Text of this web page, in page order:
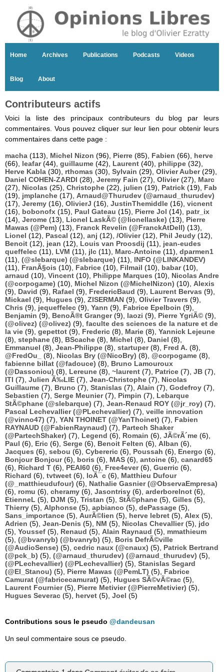
Home Archives Publications Podcasts Videos
Blog About
Contributeurs actifs
Voici la liste des principaux contributeurs du blog par leurs
commentaires. Vous pouvez cliquer sur leur lien pour obtenir leurs
commentaires dans cette page :
macha (113), Michel Nizon (96), Pierre (85), Fabien (66), herve
(66), leafar(44), guillaume (42), Laurent (40), philippe (32),
Herve Kabla (30), rthomas (30), Sylvain (29), Olivier Auber(29),
Daniel COHEN-ZARDI (28), Jeremy Fain (27), Olivier(27), Marc
(27), Nicolas (25), Christophe (22), julien (19), Patrick (19), Fab
(19), jmplanche (17), Arnaud@Thurudev (@arnaud_thurudev)
(17), Jeremy (16), OlivierJ (16), JustinThemiddle (16), vicnent
(16), bobonofx (15), Paul Gateau (15), Pierre Jol (14), patr_ix
(14), Jerome (13), Lionel LaskÃ© (@lionellaske) (13), Pierre
Mawas (@Pem) (13), Franck Revelin (@FranckAtDell) (13),
Lionel (12), Pascal (12), anj (12), /Olivier(12), Phil Jeudy (12),
Benoit (12), jean (12), Louis van Proosdij (11), jean-eudes
queffelec (11), LVM (11), jlc (11), Marc-Antoine (11), dparmen1
(11), (@slebarque) (@slebarque) (11), INFO (@LINKANDEV)
(11), FranÃ§ois (10), Fabrice (10), Filmail (10), babar(10),
arnaud (10), Vincent (10), Philippe Marques (10), Nicolas Andre
(@corpogame) (10), Michel Nizon (@MichelNizon) (10), Alexis
(9), David (9), Rafael (9), FredericBaud (9), Laurent Bervas (9),
Mickael (9), Hugues (9), ZISERMAN (9), Olivier Travers (9),
Chris (9), jequeffelec (9), Yann (9), Fabrice Epelboin (9),
Benjamin (9), BenoÃ®t Granger(9), laozi (9), Pierre YgriÃ© (9),
(@olivez) (@olivez) (9), faculte des sciences de la nature et de
la vie (9), gepettot (9), Frederic (8), Marie (8), Yannick Lejeune
(8), stephane (8), BScache (8), Michel (8), Daniel (8),
Emmanuel (8), Jean-Philippe (8), startuper(8), Fred A. (8),
@FredOu_
(8), Nicolas Bry (@NicoBry) (8), @corpogame (8),
fabienne billat (@fadouce) (8), Bruno Lamouroux
(@Dassoniou) (8), Lereune (8), ~laurent (7), Patrice (7), JB (7),
ITI (7), Julien Ã‰LIE (7), Jean-Christophe (7), Nicolas
Guillaume (7), Bruno (7), Stanislas (7), Alain (7), Godefroy (7),
Sebastien (7), Serge Meunier(7), Pimpin (7), Lebarque
StÃ©phane (@slebarque) (7), Jean-Renaud ROY (@jr_roy) (7),
Pascal Lechevallier (@PLechevallier) (7), veille innovation
(@vinno47) (7), YAN THOINET (@YanThoinet) (7), Fabien
RAYNAUD (@FabienRaynaud) (7), Partech Shaker
(@PartechShaker) (7), Legend (6), Romain (6), JÃ©rÃ´me (6),
Paul (6), Eric (6), Serge (6), Benoit Felten (6), Alban (6),
Jacques (6), sebou (6), Cybereric (6), Poussah (6), Energo (6),
Bonjour Bonjour(6), boris (6), MAS (6), antoine (6), canard65
(6), Richard T (6), PEAI60 (6), Free4ever(6), Guerric (6),
Richard (6), tvtweet (6), loÃ¯c (6), Matthieu Dufour
(@_matthieudufour) (6), Nathalie Gasnier (@ObservaEmpresa)
(6), romu (6), cheramy (6), Jasontrisy (6), arderborelnot (6),
EtienneL (5), DJM (5), Tristan (5), StÃ©phane (5), Gilles (5),
Thierry (5), Alphonse (5), apbianco (5), dePassage (5),
Sans_importance (5), AurÃ©lien (5), herve lebret (5), Alex (5),
Adrien (5), Jean-Denis (5), NM (5), Nicolas Chevallier(5), jdo
(5), Youssef (5), Renaud (5), Alain Raynaud (5), mmathieum
(5), (@bvanryb) (@bvanryb) (5), Boris DefrÃ©ville
(@AudioSense) (5), cedric naux (@cnaux) (5), Patrick Bertrand
(@pck_b) (5), (@arnaud_thurudev) (@arnaud_thurudev) (5),
(@PLechevallier) (@PLechevallier) (5), Stanislas Segard
(@El_Stanou) (5), Pierre Mawas (@PemLT) (5), Fabrice
Camurat (@fabricecamurat) (5), Hugues SÃ©vÃ©rac (5),
Laurent Fournier(5), Pierre Metivier (@PierreMetivier) (5),
Hugues Severac (5), hervet (5), Joel (5)
Contributions sous le pseudo @dandeusan
Un seul commentaire sous ce pseudo.